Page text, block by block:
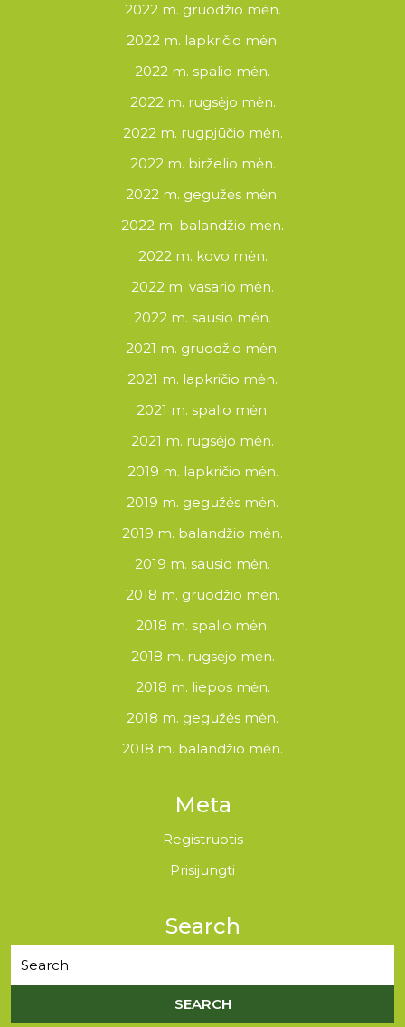
2022 m. gruodžio mėn.
2022 m. lapkričio mėn.
2022 m. spalio mėn.
2022 m. rugsėjo mėn.
2022 m. rugpjūčio mėn.
2022 m. birželio mėn.
2022 m. gegužės mėn.
2022 m. balandžio mėn.
2022 m. kovo mėn.
2022 m. vasario mėn.
2022 m. sausio mėn.
2021 m. gruodžio mėn.
2021 m. lapkričio mėn.
2021 m. spalio mėn.
2021 m. rugsėjo mėn.
2019 m. lapkričio mėn.
2019 m. gegužės mėn.
2019 m. balandžio mėn.
2019 m. sausio mėn.
2018 m. gruodžio mėn.
2018 m. spalio mėn.
2018 m. rugsėjo mėn.
2018 m. liepos mėn.
2018 m. gegužės mėn.
2018 m. balandžio mėn.
Meta
Registruotis
Prisijungti
Search